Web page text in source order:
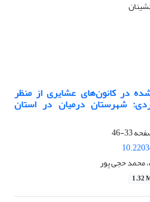
در کانون‌های عشایری از منظر
شهرستان درمیان در استان
33-46
محمد حجی پور
1.32